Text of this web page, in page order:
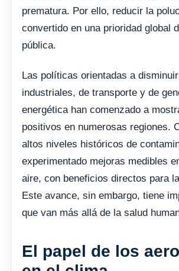
prematura. Por ello, reducir la
convertido en una prioridad global
pública.
Las políticas orientadas a
industriales, de transporte y de
energética han comenzado a
positivos en numerosas regiones.
altos niveles históricos de
experimentado mejoras medibles
aire, con beneficios directos para
Este avance, sin embargo, tiene
que van más allá de la salud
El papel de los